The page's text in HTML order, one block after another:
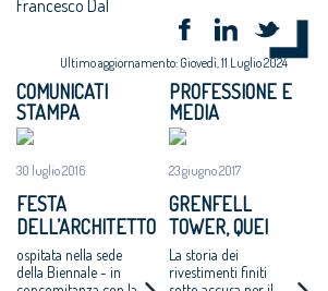
Francesco Dal
Ultimo aggiornamento: Giovedì, 11 Luglio 2024
COMUNICATI
STAMPA
30 luglio 2016
FESTA
DELL’ARCHITETTO
2016: A VENEZIA
LA GIORNATA E
ospitata nella sede
della Biennale - in
PROFESSIONE E
MEDIA
23 giugno 2017
GRENFELL
TOWER, QUEI
PANNELLI USATI
ANCHE IN ITALIA:
La storia dei
rivestimenti finiti